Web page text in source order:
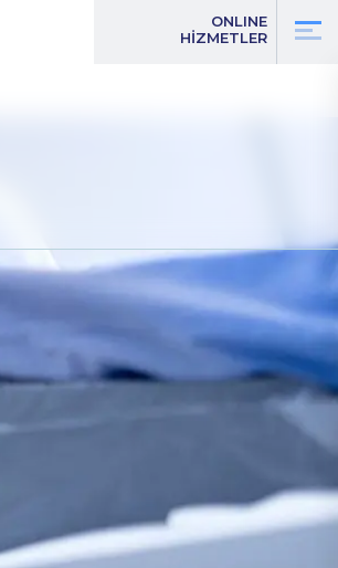
ONLINE
HİZMETLER